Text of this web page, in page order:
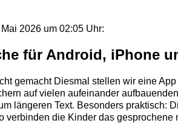
2026 um 02:05 Uhr:
für Android, iPhone
gemacht Diesmal stellen wir eine
auf vielen aufeinander
längeren Text. Besonders praktisch:
verbinden die Kinder das